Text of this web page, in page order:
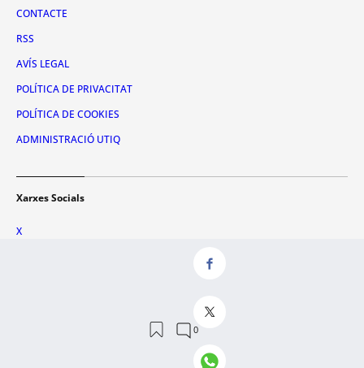
CONTACTE
RSS
AVÍS LEGAL
POLÍTICA DE PRIVACITAT
POLÍTICA DE COOKIES
ADMINISTRACIÓ UTIQ
Xarxes Socials
X